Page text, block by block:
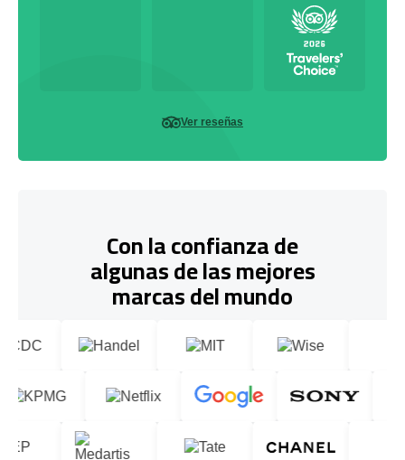
Ver reseñas
Con la confianza de
algunas de las mejores
marcas del mundo